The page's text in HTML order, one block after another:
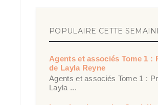
POPULAIRE CETTE
Agents et associés Tome 1 :
de Layla Reyne
Agents et associés Tome 1 :
Layla ...